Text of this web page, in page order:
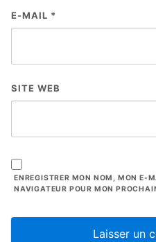
E-MAIL *
SITE WEB
ENREGISTRER MON NOM, MON E-
NAVIGATEUR POUR MON